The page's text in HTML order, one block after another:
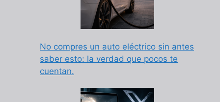
No compres un auto eléctrico sin antes
saber esto: la verdad que pocos te
cuentan.